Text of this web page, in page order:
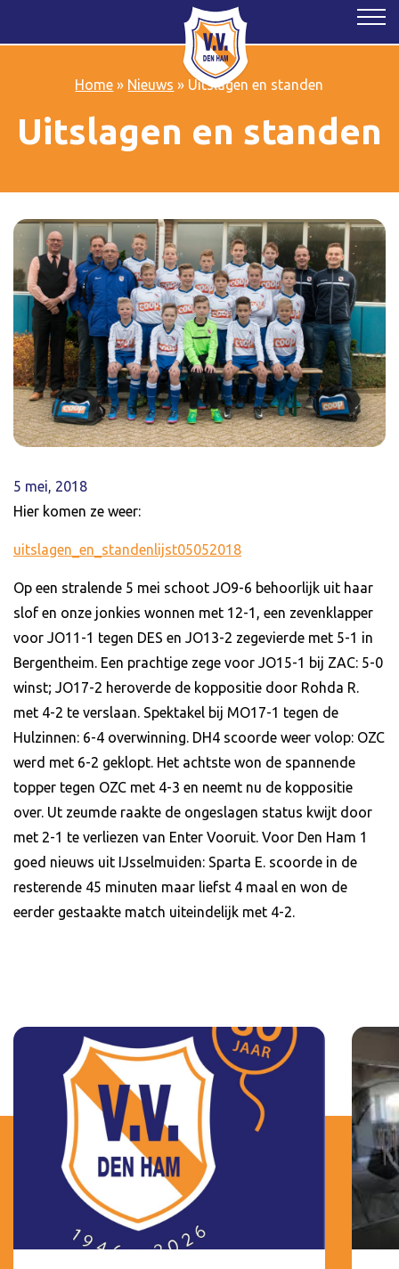
Home » Nieuws » Uitslagen en standen
Uitslagen en standen
5 mei, 2018
Hier komen ze weer:
uitslagen_en_standenlijst05052018
Op een stralende 5 mei schoot JO9-6 behoorlijk uit haar
slof en onze jonkies wonnen met 12-1, een zevenklapper
voor JO11-1 tegen DES en JO13-2 zegevierde met 5-1 in
Bergentheim. Een prachtige zege voor JO15-1 bij ZAC: 5-0
winst; JO17-2 heroverde de koppositie door Rohda R.
met 4-2 te verslaan. Spektakel bij MO17-1 tegen de
Hulzinnen: 6-4 overwinning. DH4 scoorde weer volop: OZC
werd met 6-2 geklopt. Het achtste won de spannende
topper tegen OZC met 4-3 en neemt nu de koppositie
over. Ut zeumde raakte de ongeslagen status kwijt door
met 2-1 te verliezen van Enter Vooruit. Voor Den Ham 1
goed nieuws uit IJsselmuiden: Sparta E. scoorde in de
resterende 45 minuten maar liefst 4 maal en won de
eerder gestaakte match uiteindelijk met 4-2.